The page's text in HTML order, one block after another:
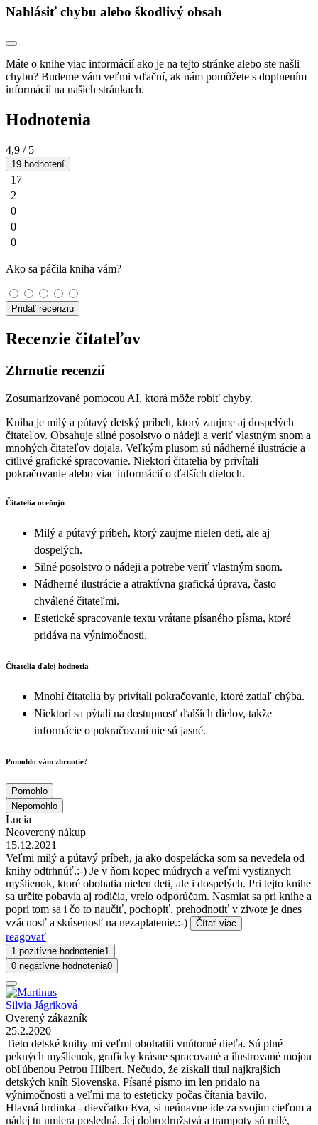
Nahlásiť chybu alebo škodlivý obsah
Máte o knihe viac informácií ako je na tejto stránke alebo ste našli
chybu? Budeme vám veľmi vďační, ak nám pomôžete s doplnením
informácií na našich stránkach.
Hodnotenia
4,9 / 5
19 hodnotení
17
2
0
0
0
Ako sa páčila kniha vám?
Pridať recenziu
Recenzie čitateľov
Zhrnutie recenzií
Zosumarizované pomocou AI, ktorá môže robiť chyby.
Kniha je milý a pútavý detský príbeh, ktorý zaujme aj dospelých
čitateľov. Obsahuje silné posolstvo o nádeji a veriť vlastným snom a
mnohých čitateľov dojala. Veľkým plusom sú nádherné ilustrácie a
citlivé grafické spracovanie. Niektorí čitatelia by privítali
pokračovanie alebo viac informácií o ďalších dieloch.
Čitatelia oceňujú
Milý a pútavý príbeh, ktorý zaujme nielen deti, ale aj
dospelých.
Silné posolstvo o nádeji a potrebe veriť vlastným snom.
Nádherné ilustrácie a atraktívna grafická úprava, často
chválené čitateľmi.
Estetické spracovanie textu vrátane písaného písma, ktoré
pridáva na výnimočnosti.
Čitatelia ďalej hodnotia
Mnohí čitatelia by privítali pokračovanie, ktoré zatiaľ chýba.
Niektorí sa pýtali na dostupnosť ďalších dielov, takže
informácie o pokračovaní nie sú jasné.
Pomohlo vám zhrnutie?
Pomohlo
Nepomohlo
Lucia
Neoverený nákup
15.12.2021
Veľmi milý a pútavý príbeh, ja ako dospelácka som sa nevedela od
knihy odtrhnúť.:-) Je v ňom kopec múdrych a veľmi vystiznych
myšlienok, ktoré obohatia nielen deti, ale i dospelých. Pri tejto knihe
sa určite pobavia aj rodičia, vrelo odporúčam. Nasmiat sa pri knihe a
popri tom sa i čo to naučiť, pochopiť, prehodnotiť v zivote je dnes
vzácnosť a skúsenosť na nezaplatenie.:-)
Čítať viac
reagovať
1 pozitívne hodnotenie1
0 negatívne hodnotenia0
Silvia Jágriková
Overený zákazník
25.2.2020
Tieto detské knihy mi veľmi obohatili vnútorné dieťa. Sú plné
pekných myšlienok, graficky krásne spracované a ilustrované mojou
obľúbenou Petrou Hilbert. Nečudo, že získali titul najkrajších
detských kníh Slovenska. Písané písmo im len pridalo na
výnimočnosti a veľmi ma to esteticky počas čítania bavilo.
Hlavná hrdinka - dievčatko Eva, si neúnavne ide za svojim cieľom a
nádej tu umiera posledná. Jej dobrodružstvá a trampoty sú milé,